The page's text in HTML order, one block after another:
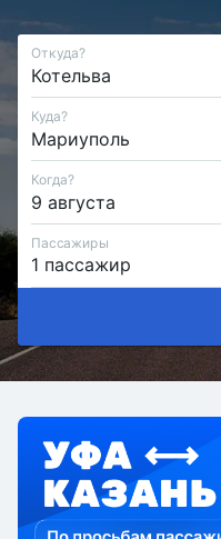
Откуда?
Куда?
Когда?
Пассажиры